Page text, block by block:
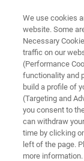
EVENT - CHINA
中国化
分析及
联系我们
We use cookies
website. Some
Necessary
traffic on our
(Performance
functionality and
build a profile of
(Targeting and
you consent to
can withdraw
time by clicking
left of the page.
more